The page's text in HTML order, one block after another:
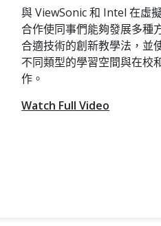
與 ViewSonic 和 Intel 在虛
合作使同事們能夠發展多種
合適技術的創新教學法，並
不同類型的學習空間與在校
作。
Watch Full Video